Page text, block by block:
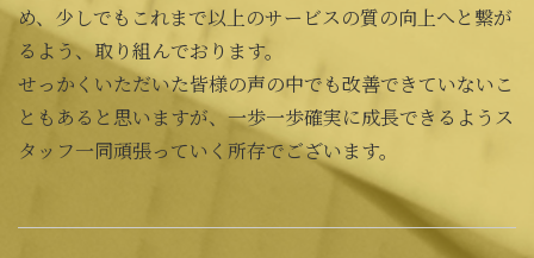
め、少しでもこれまで以上のサービスの質の向上へと繋が
るよう、取り組んでおります。
せっかくいただいた皆様の声の中でも改善できていないこ
ともあると思いますが、一歩一歩確実に成長できるようス
タッフ一同頑張っていく所存でございます。